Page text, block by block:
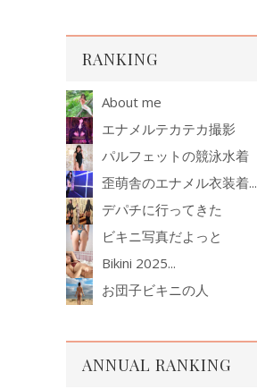
RANKING
About me
エナメルテカテカ撮影
パルフェットの競泳水着
歪萌舎のエナメル衣装着...
デパチに行ってきた
ビキニ写真だよっと
Bikini 2025...
お団子ビキニの人
ANNUAL RANKING